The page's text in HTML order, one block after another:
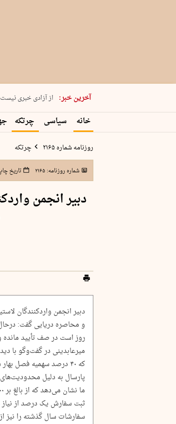
آخرین خبر:
یکشنبه 18 مرداد 1405 شماره 2245
از آزادی خبری نیست
۸۸۸ نفر سال گذشته بر اثر غرق‌شدگی جان …
غارت در روز روشن
حمید محرمیان،
خانه سیاسی چرتکه
روزنامه شماره ۲۱۶۵ چرتکه
شماره روزنامه:۲۱۶۵ تاریخ
دبیر انجمن
دبیر انجمن واردکنندگان
روز است در صف تأیید
میرعابدینی در گفت‌وگو با
که ۴۰ درصد سهمیه فصل
پارسال به دلیل
ثبت سفارش یک درصد از
سفارشات سال گذشته را نیز